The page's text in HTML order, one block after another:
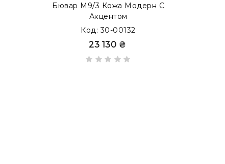
Бювар М9/3 Кожа Модерн С
Акцентом
Код: 30-00132
23 130 ₴